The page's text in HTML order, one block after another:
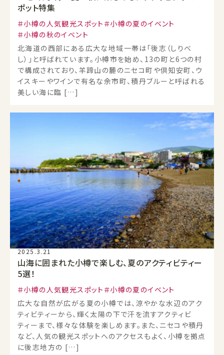
ポット特集
小樽の人気観光スポット
小樽の夏のイベント
小樽の秋のイベント
北海道の西部にある広大な地域一帯は「後志（しりべ
し）」と呼ばれています。小樽市を始め、13の町と6つの村
で構成されており、羊蹄山の麓のニセコ町や倶知安町、ウ
イスキーやワインで有名な余市町、積丹ブルーと呼ばれる
美しい海に臨 […]
2025.3.21
山海に囲まれた小樽で楽しむ、夏のアクティビティー
5選！
小樽の人気観光スポット
小樽の夏のイベント
広大な自然が広がる夏の小樽では、涼やかな水辺のアク
ティビティーから、輝く太陽の下で汗を流すアクティビ
ティーまで、様々な体験を楽しめます。また、ニセコや積丹
など、人気の観光スポットへのアクセスもよく、小樽を拠点
に後志地方の […]